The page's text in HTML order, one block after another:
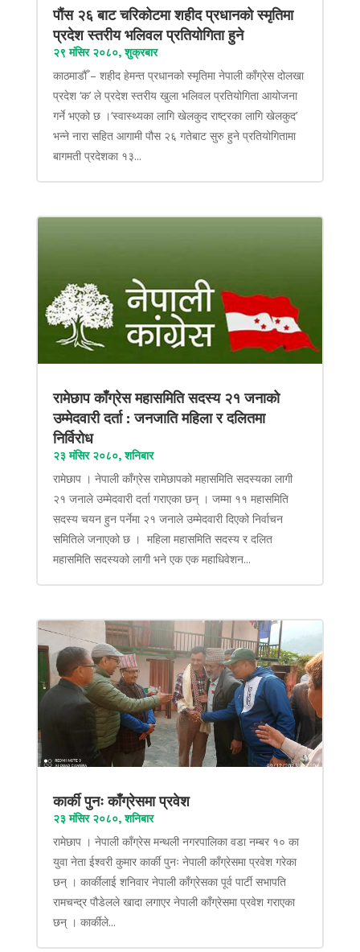
पौंस २६ बाट चरिकोटमा शहीद प्रधानको स्मृतिमा
प्रदेश स्तरीय भलिवल प्रतियोगिता हुने
२९ मंसिर २०८०, शुक्रबार
काठमाडौँ – शहीद हेमन्त प्रधानको स्मृतिमा नेपाली काँग्रेस दोलखा
प्रदेश ‘क’ ले प्रदेश स्तरीय खुला भलिवल प्रतियोगिता आयोजना
गर्ने भएको छ ।‘स्वास्थ्यका लागि खेलकुद राष्ट्रका लागि खेलकुद’
भन्ने नारा सहित आगामी पौस २६ गतेबाट सुरु हुने प्रतियोगितामा
बागमती प्रदेशका १३...
रामेछाप काँग्रेस महासमिति सदस्य २१ जनाको
उम्मेदवारी दर्ता : जनजाति महिला र दलितमा
निर्विरोध
२३ मंसिर २०८०, शनिबार
रामेछाप । नेपाली काँग्रेस रामेछापको महासमिति सदस्यका लागी
२१ जनाले उम्मेदवारी दर्ता गराएका छन् । जम्मा ११ महासमिति
सदस्य चयन हुन पर्नेमा २१ जनाले उम्मेदवारी दिएको निर्वाचन
समितिले जनाएको छ । महिला महासमिति सदस्य र दलित
महासमिति सदस्यको लागी भने एक एक महाधिवेशन...
कार्की पुनः काँग्रेसमा प्रवेश
२३ मंसिर २०८०, शनिबार
रामेछाप । नेपाली काँग्रेस मन्थली नगरपालिका वडा नम्बर १० का
युवा नेता ईश्वरी कुमार कार्की पुनः नेपाली काँग्रेसमा प्रवेश गरेका
छन् । कार्कीलाई शनिवार नेपाली काँग्रेसका पूर्व पार्टी सभापति
रामचन्द्र पौडेलले खादा लगाएर नेपाली काँग्रेसमा प्रवेश गराएका
छन् । कार्कीले...